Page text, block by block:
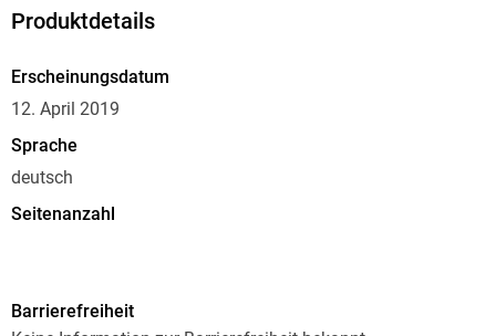
Produktdetails
Erscheinungsdatum
12. April 2019
Sprache
deutsch
Seitenanzahl
0,85 MB
Barrierefreiheit